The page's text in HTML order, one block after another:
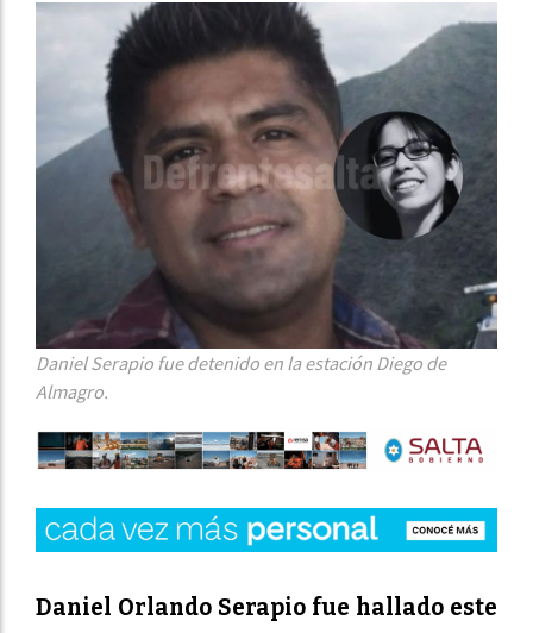
Daniel Serapio fue detenido en la estación Diego de
Almagro.
Daniel Orlando Serapio fue hallado este